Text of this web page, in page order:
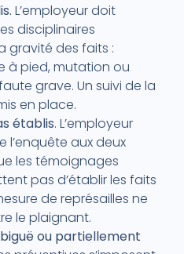
L’employeur doit
disciplinaires
gravité des faits :
à pied, mutation ou
grave. Un suivi de la
en place.
établis. L’employeur
l’enquête aux deux
les témoignages
pas d’établir les faits
de représailles ne
le plaignant.
ou partiellement